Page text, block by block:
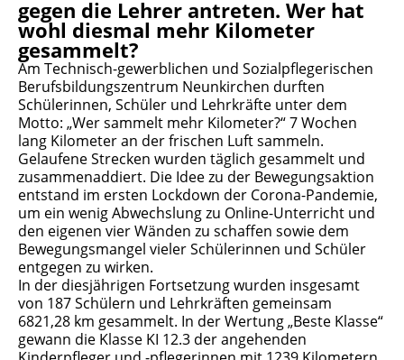
gegen die Lehrer antreten. Wer hat
wohl diesmal mehr Kilometer
gesammelt?
Am Technisch-gewerblichen und Sozialpflegerischen
Berufsbildungszentrum Neunkirchen durften
Schülerinnen, Schüler und Lehrkräfte unter dem
Motto: „Wer sammelt mehr Kilometer?“ 7 Wochen
lang Kilometer an der frischen Luft sammeln.
Gelaufene Strecken wurden täglich gesammelt und
zusammenaddiert. Die Idee zu der Bewegungsaktion
entstand im ersten Lockdown der Corona-Pandemie,
um ein wenig Abwechslung zu Online-Unterricht und
den eigenen vier Wänden zu schaffen sowie dem
Bewegungsmangel vieler Schülerinnen und Schüler
entgegen zu wirken.
In der diesjährigen Fortsetzung wurden insgesamt
von 187 Schülern und Lehrkräften gemeinsam
6821,28 km gesammelt. In der Wertung „Beste Klasse“
gewann die Klasse KI 12.3 der angehenden